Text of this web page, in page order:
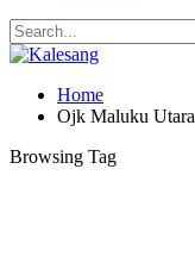
Home
Ojk Maluku Utara
Browsing Tag